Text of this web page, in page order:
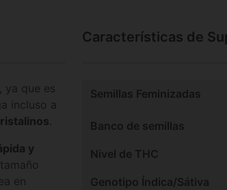
ya que es
incluso a
.
y
en
Características de
Semillas Feminizadas
Banco de semillas
Nivel de THC
Genotipo Índica/Sátiva